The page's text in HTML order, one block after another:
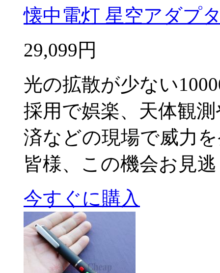
懐中電灯 星空アダプ
29,099円
光の拡散が少ない
採用で娯楽、天体観
済などの現場で威力
皆様、この機会お見
今すぐに購入